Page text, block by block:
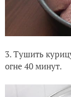
3. Тушить
огне 40 минут.